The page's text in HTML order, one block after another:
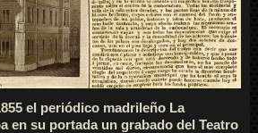
el periódico madrileño La
en su portada un grabado del Teatro